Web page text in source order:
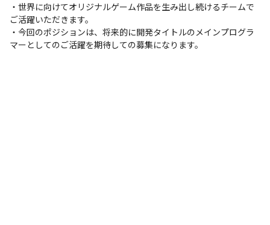
・世界に向けてオリジナルゲーム作品を生み出し続けるチームで
ご活躍いただきます。
・今回のポジションは、将来的に開発タイトルのメインプログラ
マーとしてのご活躍を期待しての募集になります。